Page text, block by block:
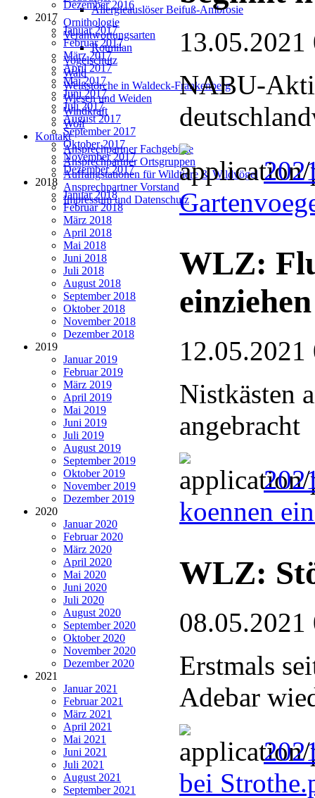
Allergieauslöser Beifuß-Ambrosie
Ornithologie
Verantwortungsarten
Rotmilan
Vogelschutz
Wald
Weißstörche in Waldeck-Frankenberg
Wiesen und Weiden
Windkraft
Wolf
Kontakt
Ansprechpartner Fachgebiete
Ansprechpartner Ortsgruppen
Auffangstationen für Wildtiere & Wildvögel
Ansprechpartner Vorstand
Impressum und Datenschutz
Dezember 2016
2017
Januar 2017
Februar 2017
März 2017
April 2017
Mai 2017
Juni 2017
Juli 2017
August 2017
September 2017
Oktober 2017
November 2017
Dezember 2017
2018
Januar 2018
Februar 2018
März 2018
April 2018
Mai 2018
Juni 2018
Juli 2018
August 2018
September 2018
Oktober 2018
November 2018
Dezember 2018
2019
Januar 2019
Februar 2019
März 2019
April 2019
Mai 2019
Juni 2019
Juli 2019
August 2019
September 2019
Oktober 2019
November 2019
Dezember 2019
2020
Januar 2020
Februar 2020
März 2020
April 2020
Mai 2020
Juni 2020
Juli 2020
August 2020
September 2020
Oktober 2020
November 2020
Dezember 2020
2021
Januar 2021
Februar 2021
März 2021
April 2021
Mai 2021
Juni 2021
Juli 2021
August 2021
September 2021
13.05.2021
NABU-
WLZ:
einziehen
12.05.2021
Nistkästen
angebracht
koennen
WLZ:
08.05.2021
Erstmals
Adebar
bei